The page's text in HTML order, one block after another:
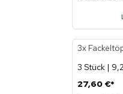
3x
3 Stück |
27,60 €*